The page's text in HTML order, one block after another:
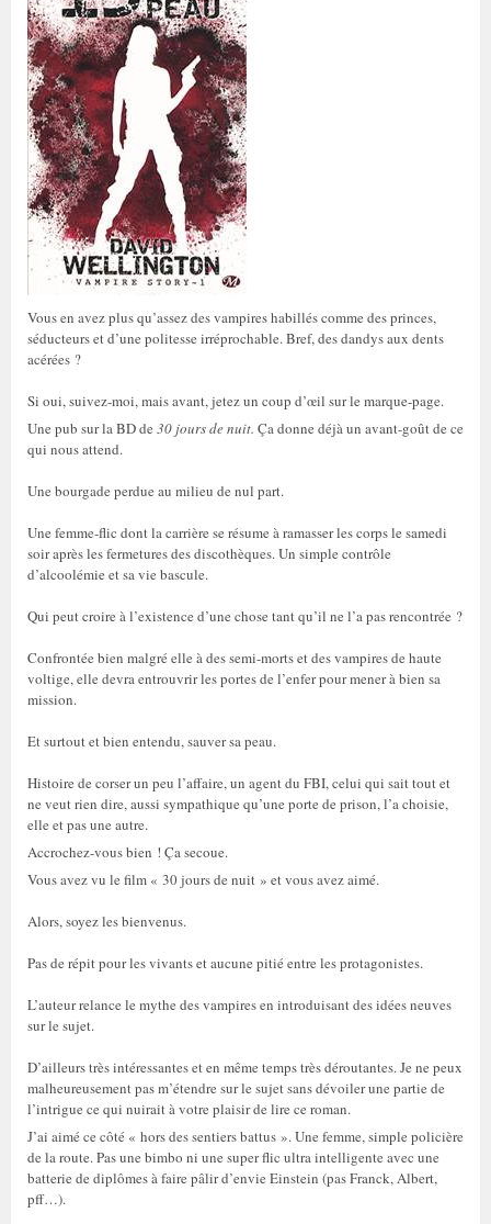
Vous en avez plus qu’assez des vampires habillés comme des princes,
séducteurs et d’une politesse irréprochable. Bref, des dandys aux dents
acérées ?
Si oui, suivez-moi, mais avant, jetez un coup d’œil sur le marque-page.
Une pub sur la BD de 30 jours de nuit. Ça donne déjà un avant-goût de ce
qui nous attend.
Une bourgade perdue au milieu de nul part.
Une femme-flic dont la carrière se résume à ramasser les corps le samedi
soir après les fermetures des discothèques. Un simple contrôle
d’alcoolémie et sa vie bascule.
Qui peut croire à l’existence d’une chose tant qu’il ne l’a pas rencontrée ?
Confrontée bien malgré elle à des semi-morts et des vampires de haute
voltige, elle devra entrouvrir les portes de l’enfer pour mener à bien sa
mission.
Et surtout et bien entendu, sauver sa peau.
Histoire de corser un peu l’affaire, un agent du FBI, celui qui sait tout et
ne veut rien dire, aussi sympathique qu’une porte de prison, l’a choisie,
elle et pas une autre.
Accrochez-vous bien ! Ça secoue.
Vous avez vu le film « 30 jours de nuit » et vous avez aimé.
Alors, soyez les bienvenus.
Pas de répit pour les vivants et aucune pitié entre les protagonistes.
L’auteur relance le mythe des vampires en introduisant des idées neuves
sur le sujet.
D’ailleurs très intéressantes et en même temps très déroutantes. Je ne peux
malheureusement pas m’étendre sur le sujet sans dévoiler une partie de
l’intrigue ce qui nuirait à votre plaisir de lire ce roman.
J’ai aimé ce côté « hors des sentiers battus ». Une femme, simple policière
de la route. Pas une bimbo ni une super flic ultra intelligente avec une
batterie de diplômes à faire pâlir d’envie Einstein (pas Franck, Albert,
pff…).